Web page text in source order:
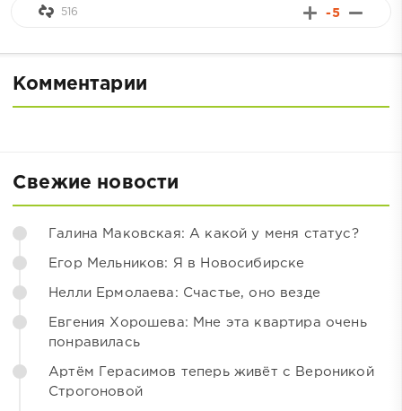
-5
516
Комментарии
Свежие новости
Галина Маковская: А какой у меня статус?
Егор Мельников: Я в Новосибирске
Нелли Ермолаева: Счастье, оно везде
Евгения Хорошева: Мне эта квартира очень
понравилась
Артём Герасимов теперь живёт с Вероникой
Строгоновой